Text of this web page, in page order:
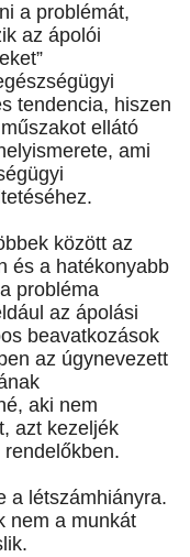
a problémát,
az ápolói
tendencia, hiszen
ellátó
ami
között az
és a hatékonyabb
probléma
az ápolási
beavatkozások
az úgynevezett
aki nem
azt kezeljék
a létszámhiányra.
nem a munkát